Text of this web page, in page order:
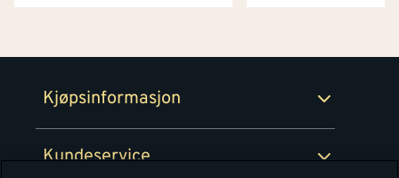
Kjøpsinformasjon
Retur- og angrerettsskjema
Kundeservice
Personvern